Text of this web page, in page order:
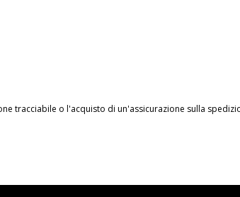
tracciabile o l'acquisto di un'assicurazione sulla